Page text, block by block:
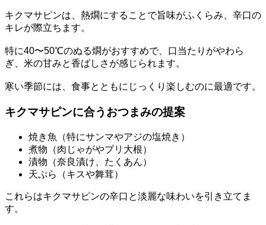
キクマサピンは、熱燗にすることで旨味がふくらみ、辛口の
キレが際立ちます。
特に40〜50℃のぬる燗がおすすめで、口当たりがやわら
ぎ、米の甘みと香ばしさが感じられます。
寒い季節には、食事とともにじっくり楽しむのに最適です。
キクマサピンに合うおつまみの提案
焼き魚（特にサンマやアジの塩焼き）
煮物（肉じゃがやブリ大根）
漬物（奈良漬け、たくあん）
天ぷら（キスや舞茸）
これらはキクマサピンの辛口と淡麗な味わいを引き立てま
す。